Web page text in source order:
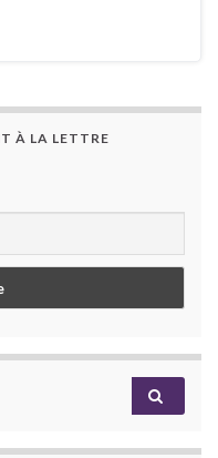
À LA LETTRE